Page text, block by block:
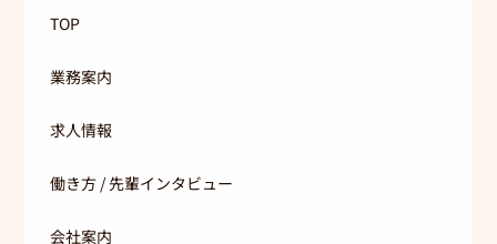
TOP
業務案内
求人情報
働き方 / 先輩インタビュー
会社案内